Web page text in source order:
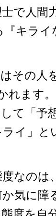
で人間
キラ
その人
れます
て「予
イ」と
なのは
気に障